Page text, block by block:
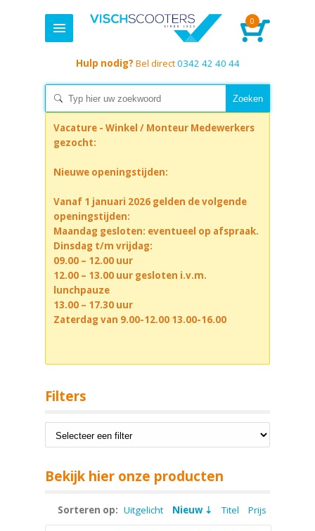
0
Hulp nodig? Bel direct0342 42 40 44
Vacature - Winkel / Monteur Medewerkers
gezocht:
Nieuwe openingstijden:
Vanaf 1 januari 2026 gelden de volgende
openingstijden:
Maandag gesloten: eventueel op afspraak.
Dinsdag t/m vrijdag:
09.00 – 12.00 uur
12.00 – 13.00 uur gesloten i.v.m.
lunchpauze
13.00 – 17.30 uur
Zaterdag van 9.00-12.00 13.00-16.00
Filters
Bekijk hier onze producten
Sorteren op: Uitgelicht Nieuw Titel Prijs